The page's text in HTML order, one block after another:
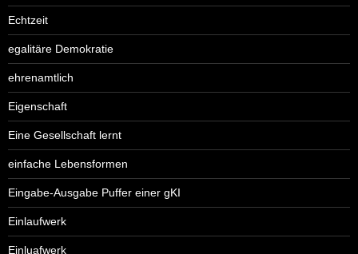
Echtzeit
egalitäre Demokratie
ehrenamtlich
Eigenschaft
Eine Gesellschaft lernt
einfache Lebensformen
Eingabe-Ausgabe Puffer einer gKI
Einlaufwerk
Einluafwerk